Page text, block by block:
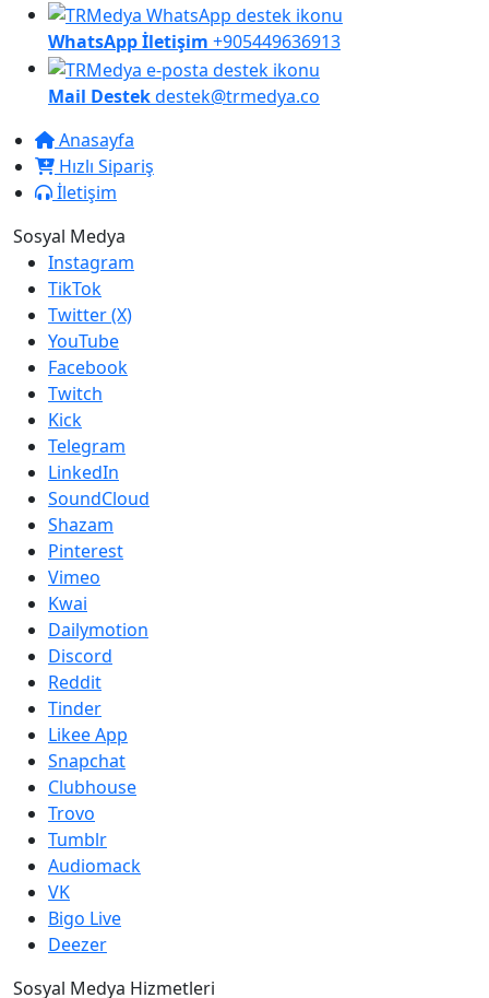
WhatsApp İletişim +905449636913
Mail Destekdestek@trmedya.co
Anasayfa
Hızlı Sipariş
İletişim
Sosyal Medya
Instagram
TikTok
Twitter (X)
YouTube
Facebook
Twitch
Kick
Telegram
LinkedIn
SoundCloud
Shazam
Pinterest
Vimeo
Kwai
Dailymotion
Discord
Reddit
Tinder
Likee App
Snapchat
Clubhouse
Trovo
Tumblr
Audiomack
VK
Bigo Live
Deezer
Sosyal Medya Hizmetleri